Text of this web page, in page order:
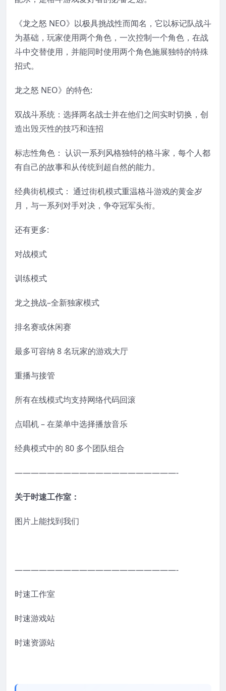
《龙之怒 NEO》以极具挑战性而闻名，它以标记队战斗
为基础，玩家使用两个角色，一次控制一个角色，在战
斗中交替使用，并能同时使用两个角色施展独特的特殊
招式。
龙之怒 NEO》的特色:
双战斗系统：选择两名战士并在他们之间实时切换，创
造出毁灭性的技巧和连招
标志性角色： 认识一系列风格独特的格斗家，每个人都
有自己的故事和从传统到超自然的能力。
经典街机模式： 通过街机模式重温格斗游戏的黄金岁
月，与一系列对手对决，争夺冠军头衔。
还有更多:
对战模式
训练模式
龙之挑战–全新独家模式
排名赛或休闲赛
最多可容纳 8 名玩家的游戏大厅
重播与接管
所有在线模式均支持网络代码回滚
点唱机 – 在菜单中选择播放音乐
经典模式中的 80 多个团队组合
————————————————————-
关于时速工作室：
图片上能找到我们
————————————————————-
时速工作室
时速游戏站
时速资源站